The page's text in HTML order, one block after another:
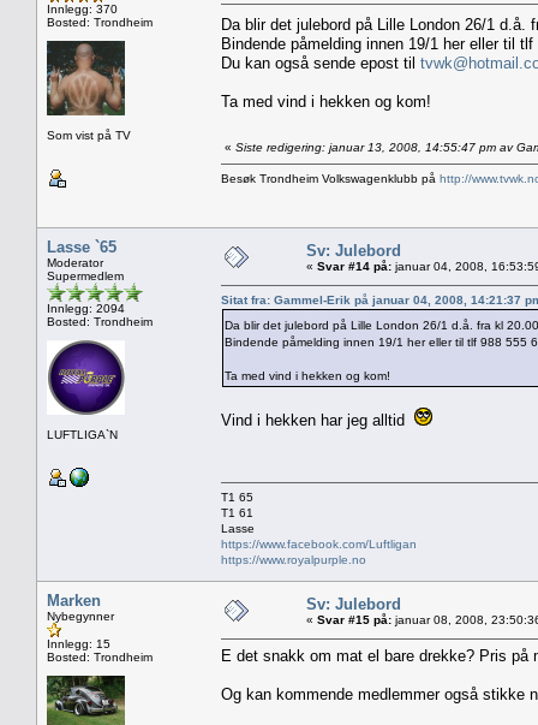
Innlegg: 370
Bosted: Trondheim
Som vist på TV
Da blir det julebord på Lille London 26/1 d.å.
Bindende påmelding innen 19/1 her eller til
Du kan også sende epost til
Ta med vind i hekken og kom!
« Siste redigering: januar 13, 2008, 14:55:47 pm av
Besøk Trondheim Volkswagenklubb på http://
Lasse `65
Moderator
Supermedlem
Innlegg: 2094
Bosted: Trondheim
LUFTLIGA`N
Sv: Julebord
« Svar #14 på: januar 04, 2008,
Sitat fra: Gammel-Erik på januar 04, 2008, 14:21:37
Da blir det julebord på Lille London 26/1 d.å. fra kl
Bindende påmelding innen 19/1 her eller til tlf 988 555
Ta med vind i hekken og kom!
Vind i hekken har jeg alltid
T1 65
T1 61
Lasse
https://www.facebook.com/Luftligan
https://www.royalpurple.no
Marken
Nybegynner
Innlegg: 15
Bosted: Trondheim
Sv: Julebord
« Svar #15 på: januar 08, 2008,
E det snakk om mat el bare drekke? Pris
Og kan kommende medlemmer også stikke